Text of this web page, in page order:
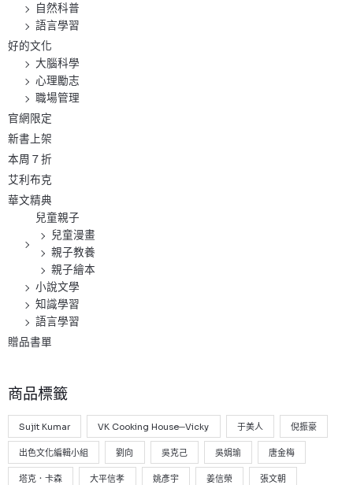
自然科普
語言學習
好的文化
大腦科學
心理勵志
職場管理
官網限定
新書上架
本周７折
艾利布克
華文精典
兒童親子
兒童漫畫
親子教養
親子繪本
小說文學
知識學習
語言學習
贈品書單
商品標籤
Sujit Kumar VK Cooking House─Vicky 于美人 倪振豪
出色文化編輯小組 劉向 吳克己 吳娟瑜 唐金梅
塔克．卡森 大平信孝 姚彥宇 姜信榮 張文朝